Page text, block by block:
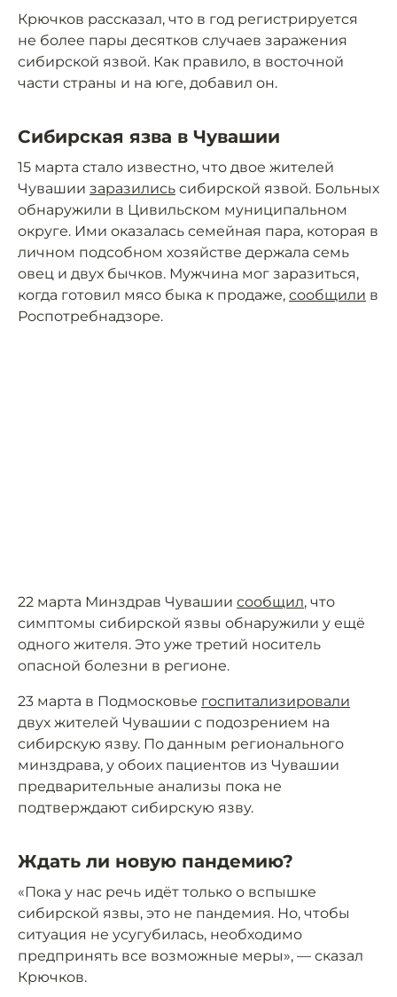
Крючков рассказал, что в год регистрируется
не более пары десятков случаев заражения
сибирской язвой. Как правило, в восточной
части страны и на юге, добавил он.
Сибирская язва в Чувашии
15 марта стало известно, что двое жителей
Чувашии заразились сибирской язвой. Больных
обнаружили в Цивильском муниципальном
округе. Ими оказалась семейная пара, которая в
личном подсобном хозяйстве держала семь
овец и двух бычков. Мужчина мог заразиться,
когда готовил мясо быка к продаже, сообщили в
Роспотребнадзоре.
22 марта Минздрав Чувашии сообщил, что
симптомы сибирской язвы обнаружили у ещё
одного жителя. Это уже третий носитель
опасной болезни в регионе.
23 марта в Подмосковье госпитализировали
двух жителей Чувашии с подозрением на
сибирскую язву. По данным регионального
минздрава, у обоих пациентов из Чувашии
предварительные анализы пока не
подтверждают сибирскую язву.
Ждать ли новую пандемию?
«Пока у нас речь идёт только о вспышке
сибирской язвы, это не пандемия. Но, чтобы
ситуация не усугубилась, необходимо
предпринять все возможные меры», — сказал
Крючков.